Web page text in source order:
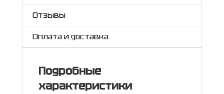
Отзывы
Оплата и доставка
Подробные
характеристики